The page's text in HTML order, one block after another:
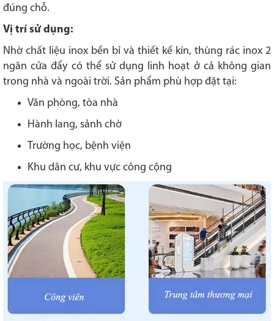
đúng chỗ.
Vị trí sử dụng:
Nhờ chất liệu inox bền bỉ và thiết kế kín, thùng rác inox 2
ngăn cửa đẩy có thể sử dụng linh hoạt ở cả không gian
trong nhà và ngoài trời. Sản phẩm phù hợp đặt tại:
Văn phòng, tòa nhà
Hành lang, sảnh chờ
Trường học, bệnh viện
Khu dân cư, khu vực công cộng